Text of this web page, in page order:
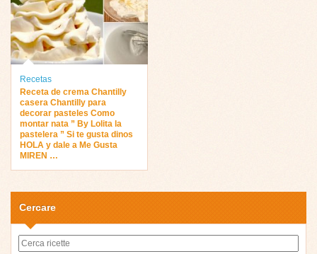
Recetas
Receta de crema Chantilly
casera Chantilly para
decorar pasteles Como
montar nata ” By Lolita la
pastelera ” Si te gusta dinos
HOLA y dale a Me Gusta
MIREN …
Cercare